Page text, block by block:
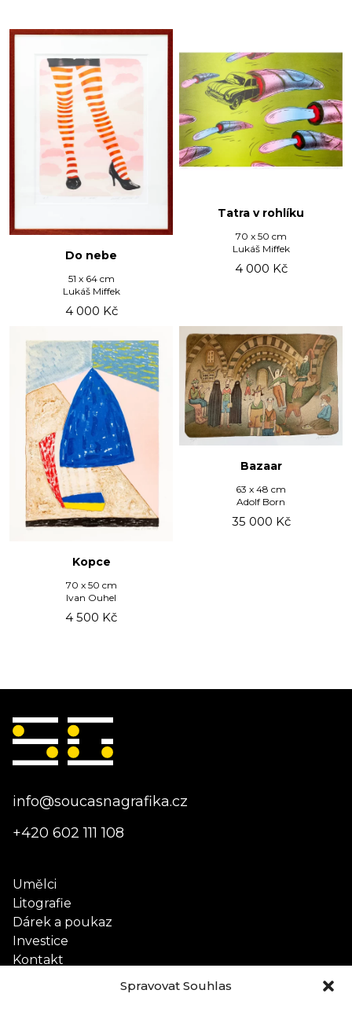
Spravovat Souhlas
Do nebe
51 x 64 cm
Lukáš Miffek
4 000 Kč
Tatra v rohlíku
70 x 50 cm
Lukáš Miffek
4 000 Kč
Kopce
70 x 50 cm
Ivan Ouhel
4 500 Kč
Bazaar
63 x 48 cm
Adolf Born
35 000 Kč
info@soucasnagrafika.cz
+420 602 111 108
Umělci
Litografie
Dárek a poukaz
Investice
Kontakt